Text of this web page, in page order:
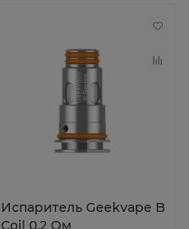
Испаритель Geekvape B
Coil 0.2 Ом